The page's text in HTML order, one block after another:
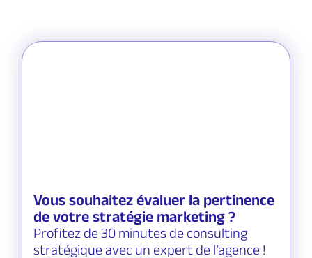
Vous souhaitez évaluer la pertinence
de votre stratégie marketing ?
Profitez de 30 minutes de consulting
stratégique avec un expert de l’agence !